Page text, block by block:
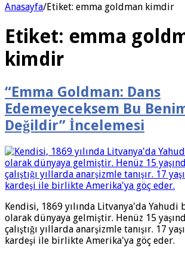
Anasayfa/Etiket: emma goldman kimdir
Etiket: emma
kimdir
“Emma Goldman: Dans
Edemeyeceksem Bu
Değildir” İncelemesi
Kendisi, 1869 yılında Litvanya'da Yahudi
olarak dünyaya gelmiştir. Henüz 15
çalıştığı yıllarda anarşizmle tanışır. 17
kardeşi ile birlikte Amerika'ya göç eder.